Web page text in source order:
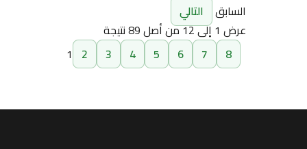
السابق التالي
عرض 1إلى12من أصل89نتيجة
1 2 3 4 5 6 7 8